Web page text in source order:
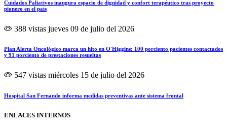
Cuidados Paliativos inaugura espacio de dignidad y confort terapéutico tras proyecto
pionero en el país
388 vistas jueves 09 de julio del 2026
Plan Alerta Oncológico marca un hito en O'Higgins: 100 porciento pacientes contactados
y 91 porciento de prestaciones resueltas
547 vistas miércoles 15 de julio del 2026
Hospital San Fernando informa medidas preventivas ante sistema frontal
ENLACES INTERNOS